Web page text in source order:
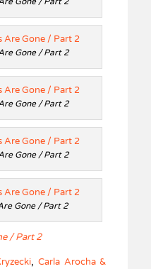
Gone / Part 2
Gone / Part 2
Gone / Part 2
Gone / Part 2
/ Part 2
,Carla Arocha &